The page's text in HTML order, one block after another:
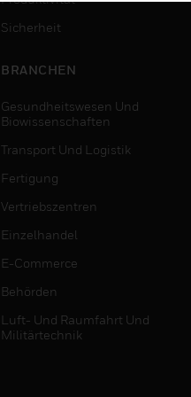
Sicherheit
BRANCHEN
Gesundheitswesen Und
Biowissenschaften
Transport Und Logistik
Fertigung
Vertriebszentren
Einzelhandel
E-Commerce
Behörden
Luft- Und Raumfahrt Und
Militärtechnik